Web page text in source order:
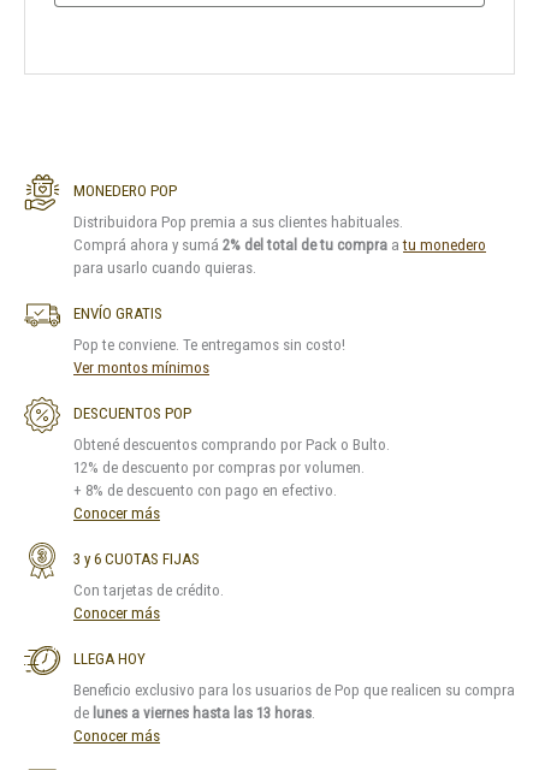
MONEDERO POP
Distribuidora Pop premia a sus clientes habituales.
Comprá ahora y sumá 2% del total de tu compra atu monedero
para usarlo cuando quieras.
ENVÍO GRATIS
Pop te conviene. Te entregamos sin costo!
Ver montos mínimos
DESCUENTOS POP
Obtené descuentos comprando por Pack o Bulto.
12% de descuento por compras por volumen.
+ 8% de descuento con pago en efectivo.
Conocer más
3 y 6 CUOTAS FIJAS
Con tarjetas de crédito.
Conocer más
LLEGA HOY
Beneficio exclusivo para los usuarios de Pop que realicen su compra
de lunes a viernes hasta las 13 horas
Conocer más